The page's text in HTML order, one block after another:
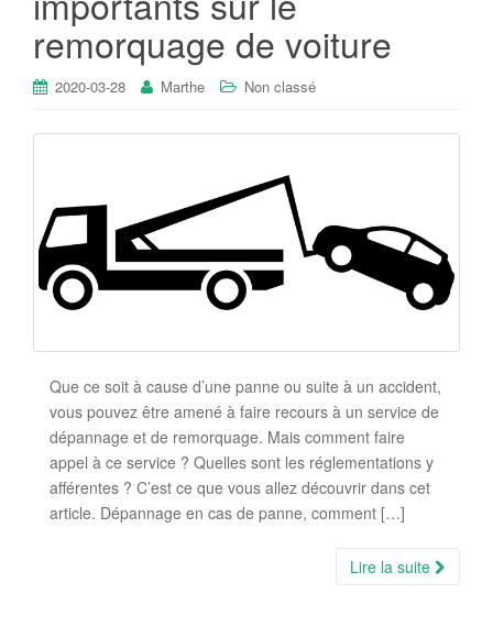
remorquage de voiture
2020-03-28 Marthe Non classé
Que ce soit à cause d’une panne ou suite à un accident,
vous pouvez être amené à faire recours à un service de
dépannage et de remorquage. Mais comment faire
appel à ce service ? Quelles sont les réglementations y
afférentes ? C’est ce que vous allez découvrir dans cet
article. Dépannage en cas de panne, comment […]
Lire la suite